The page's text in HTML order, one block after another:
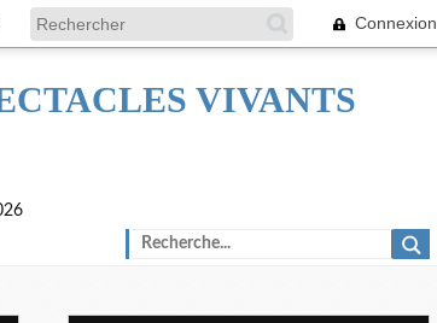
Connexion
VIVANTS